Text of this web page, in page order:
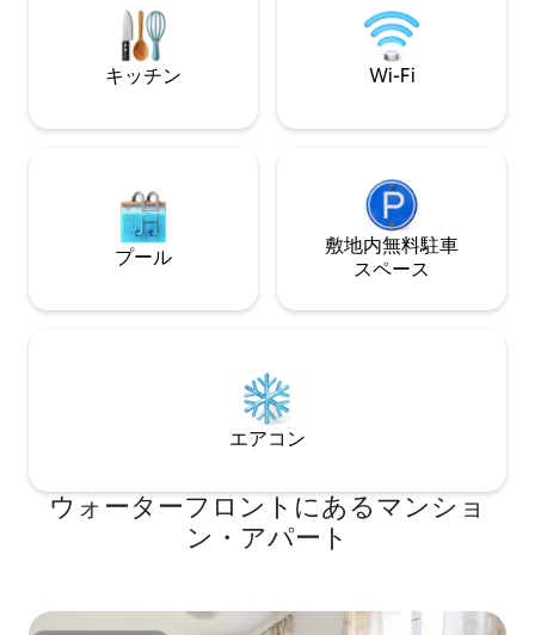
に安心していただ
24時間年中無休
キッチン Wi-Fi
プール
敷地内無料駐⁠車
ス⁠ペ⁠ー⁠ス
エアコン
ウォーターフロントにあるマンショ
ン・アパート